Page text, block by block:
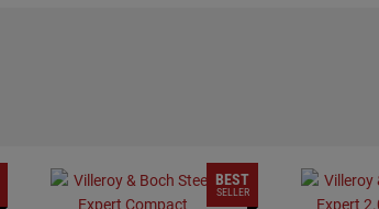
BEST
SELLER